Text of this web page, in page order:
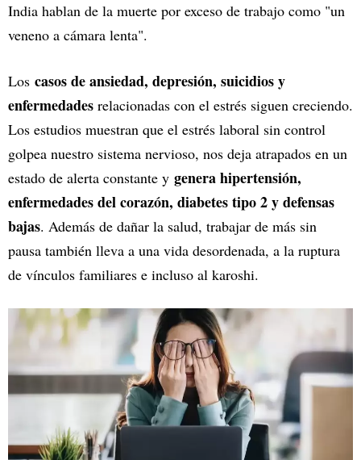
India hablan de la muerte por exceso de trabajo como "un
veneno a cámara lenta".
Los casos de ansiedad, depresión, suicidios y
enfermedades relacionadas con el estrés siguen creciendo.
Los estudios muestran que el estrés laboral sin control
golpea nuestro sistema nervioso, nos deja atrapados en un
estado de alerta constante y genera hipertensión,
enfermedades del corazón, diabetes tipo 2 y defensas
bajas. Además de dañar la salud, trabajar de más sin
pausa también lleva a una vida desordenada, a la ruptura
de vínculos familiares e incluso al karoshi.